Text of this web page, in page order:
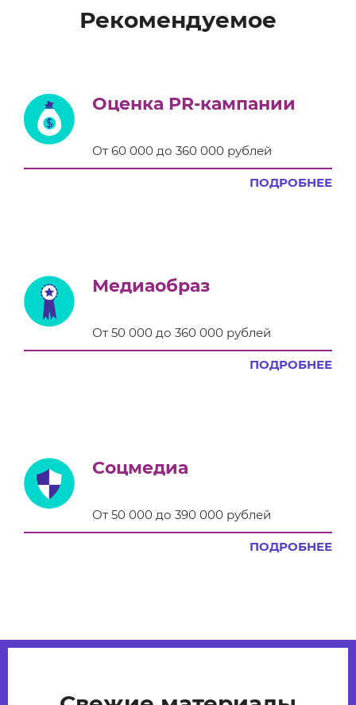
Рекомендуемое
Оценка PR-кампании
От 60 000 до 360 000 рублей
ПОДРОБНЕЕ
Медиаобраз
От 50 000 до 360 000 рублей
ПОДРОБНЕЕ
Соцмедиа
От 50 000 до 390 000 рублей
ПОДРОБНЕЕ